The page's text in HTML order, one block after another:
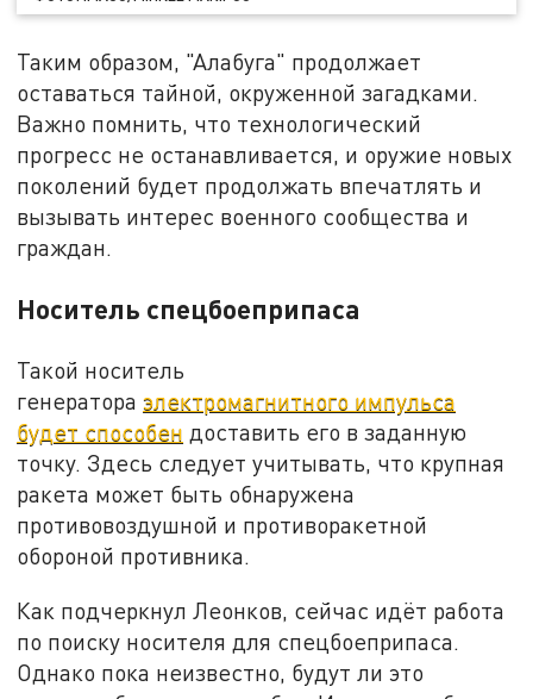
Таким образом, "Алабуга" продолжает
оставаться тайной, окруженной загадками.
Важно помнить, что технологический
прогресс не останавливается, и оружие новых
поколений будет продолжать впечатлять и
вызывать интерес военного сообщества и
граждан.
Носитель спецбоеприпаса
Такой носитель
генератораэлектромагнитного импульса
будет способен доставить его в заданную
точку. Здесь следует учитывать, что крупная
ракета может быть обнаружена
противовоздушной и противоракетной
обороной противника.
Как подчеркнул Леонков, сейчас идёт работа
по поиску носителя для спецбоеприпаса.
Однако пока неизвестно, будут ли это